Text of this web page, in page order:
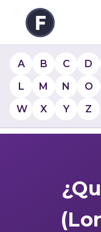
A B C D
L
M N O
W
X Y Z